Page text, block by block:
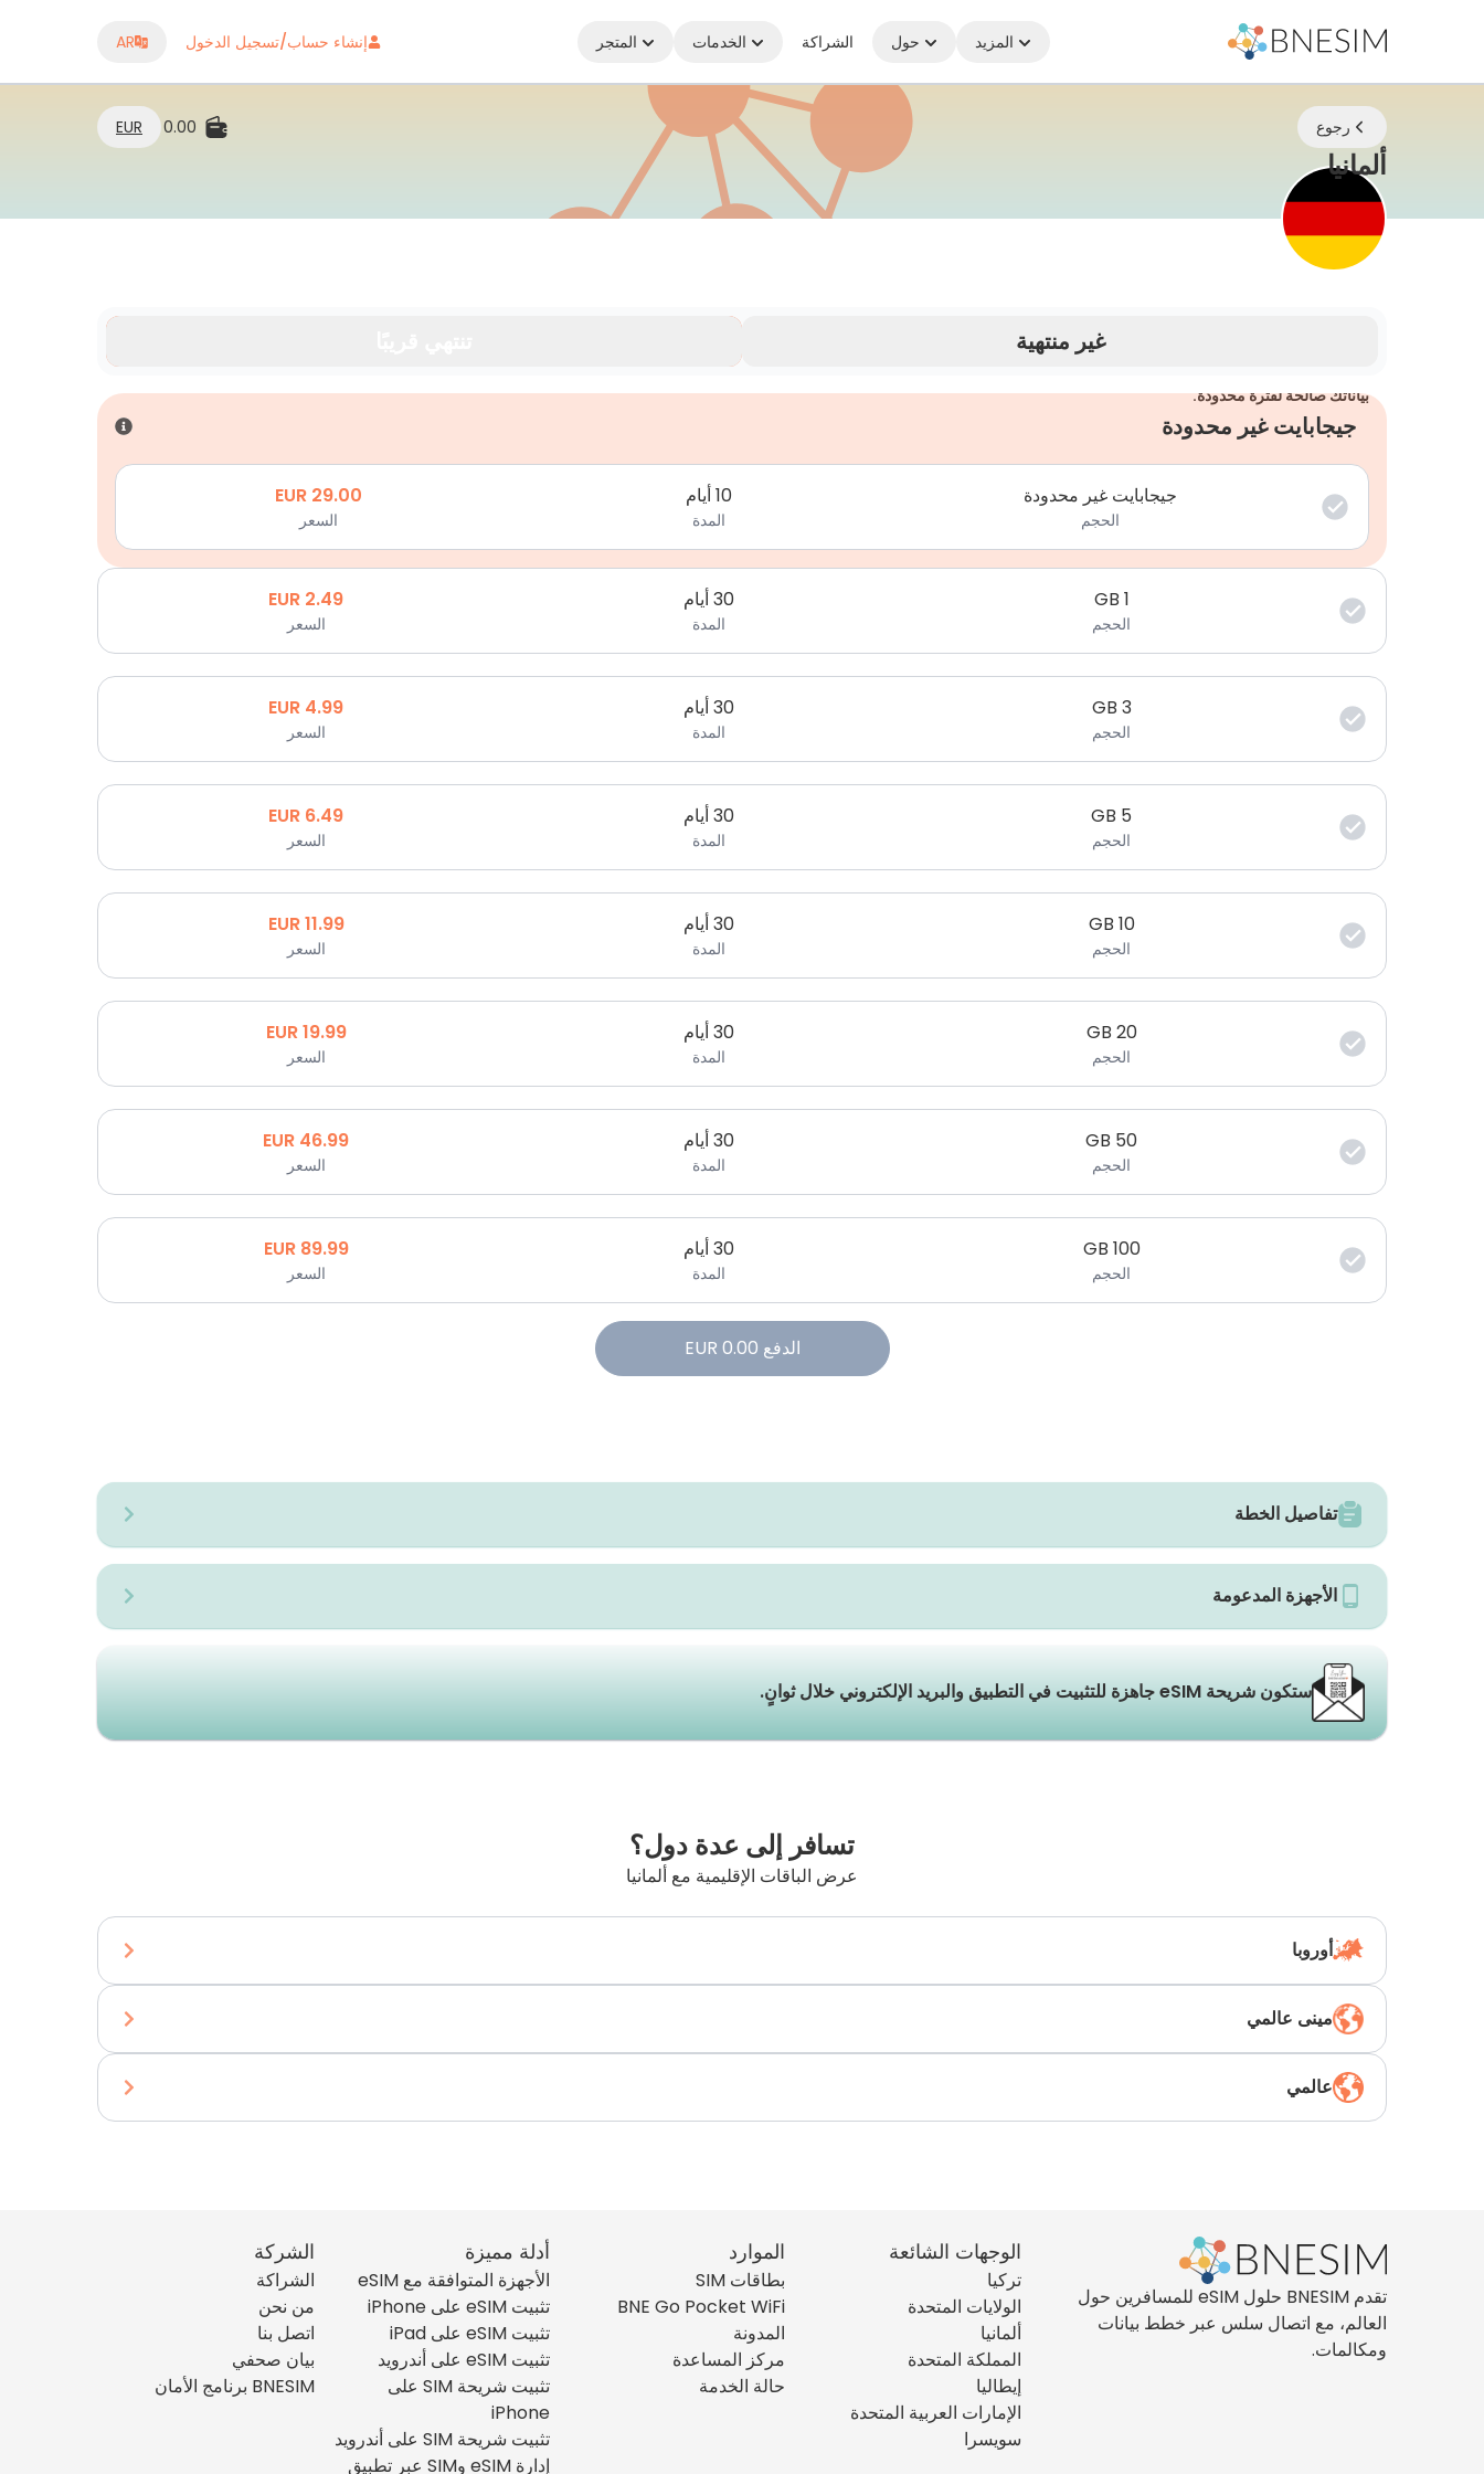
المتجر الخدمات الشراكة حول المزيد إنشاء حساب/تسجيل الدخول AR
رجوع 0.00
EUR
ألمانياeSIM | ابقَ متصلاً أينما كنت
غير منتهية
بياناتك صالحة لفترة محدودة.
جيجابايت غير محدودة
جيجابايت غير محدودة
الحجم
10 أيام
المدة
29.00
EUR
السعر
1
GB
الحجم
30 أيام
المدة
2.49
EUR
السعر
3
GB
الحجم
30 أيام
المدة
4.99
EUR
السعر
5
GB
الحجم
30 أيام
المدة
6.49
EUR
السعر
10
GB
الحجم
30 أيام
المدة
11.99
EUR
السعر
20
GB
الحجم
30 أيام
المدة
19.99
EUR
السعر
50
GB
الحجم
30 أيام
المدة
46.99
EUR
السعر
100
GB
الحجم
30 أيام
المدة
89.99
EUR
السعر
الدفع 0.00
EUR
تفاصيل الخطة
الأجهزة المدعومة
ستكون شريحة eSIM جاهزة للتثبيت في التطبيق والبريد الإلكتروني خلال ثوانٍ.
تسافر إلى عدة دول؟
عرض الباقات الإقليمية مع ألمانيا
أوروبا
مينى عالمي
عالمي
تقدم BNESIM حلول eSIM للمسافرين حول
العالم، مع اتصال سلس عبر خطط بيانات
ومكالمات.
الوجهات الشائعة
تركيا
الولايات المتحدة
ألمانيا
المملكة المتحدة
إيطاليا
الإمارات العربية المتحدة
سويسرا
الموارد
بطاقات SIM
BNE Go Pocket WiFi
المدونة
مركز المساعدة
حالة الخدمة
أدلة مميزة
الأجهزة المتوافقة مع eSIM
تثبيت eSIM على iPhone
تثبيت eSIM على iPad
تثبيت eSIM على أندرويد
تثبيت شريحة SIM على
iPhone
تثبيت شريحة SIM على أندرويد
إدارة eSIM وSIM عبر تطبيق
الشركة
الشراكة
من نحن
اتصل بنا
بيان صحفي
BNESIM برنامج الأمان